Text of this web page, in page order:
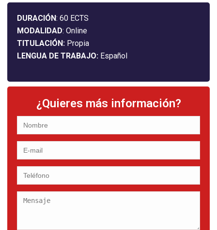
DURACIÓN: 60 ECTS
MODALIDAD: Online
TITULACIÓN: Propia
LENGUA DE TRABAJO: Español
¿Quieres más información?